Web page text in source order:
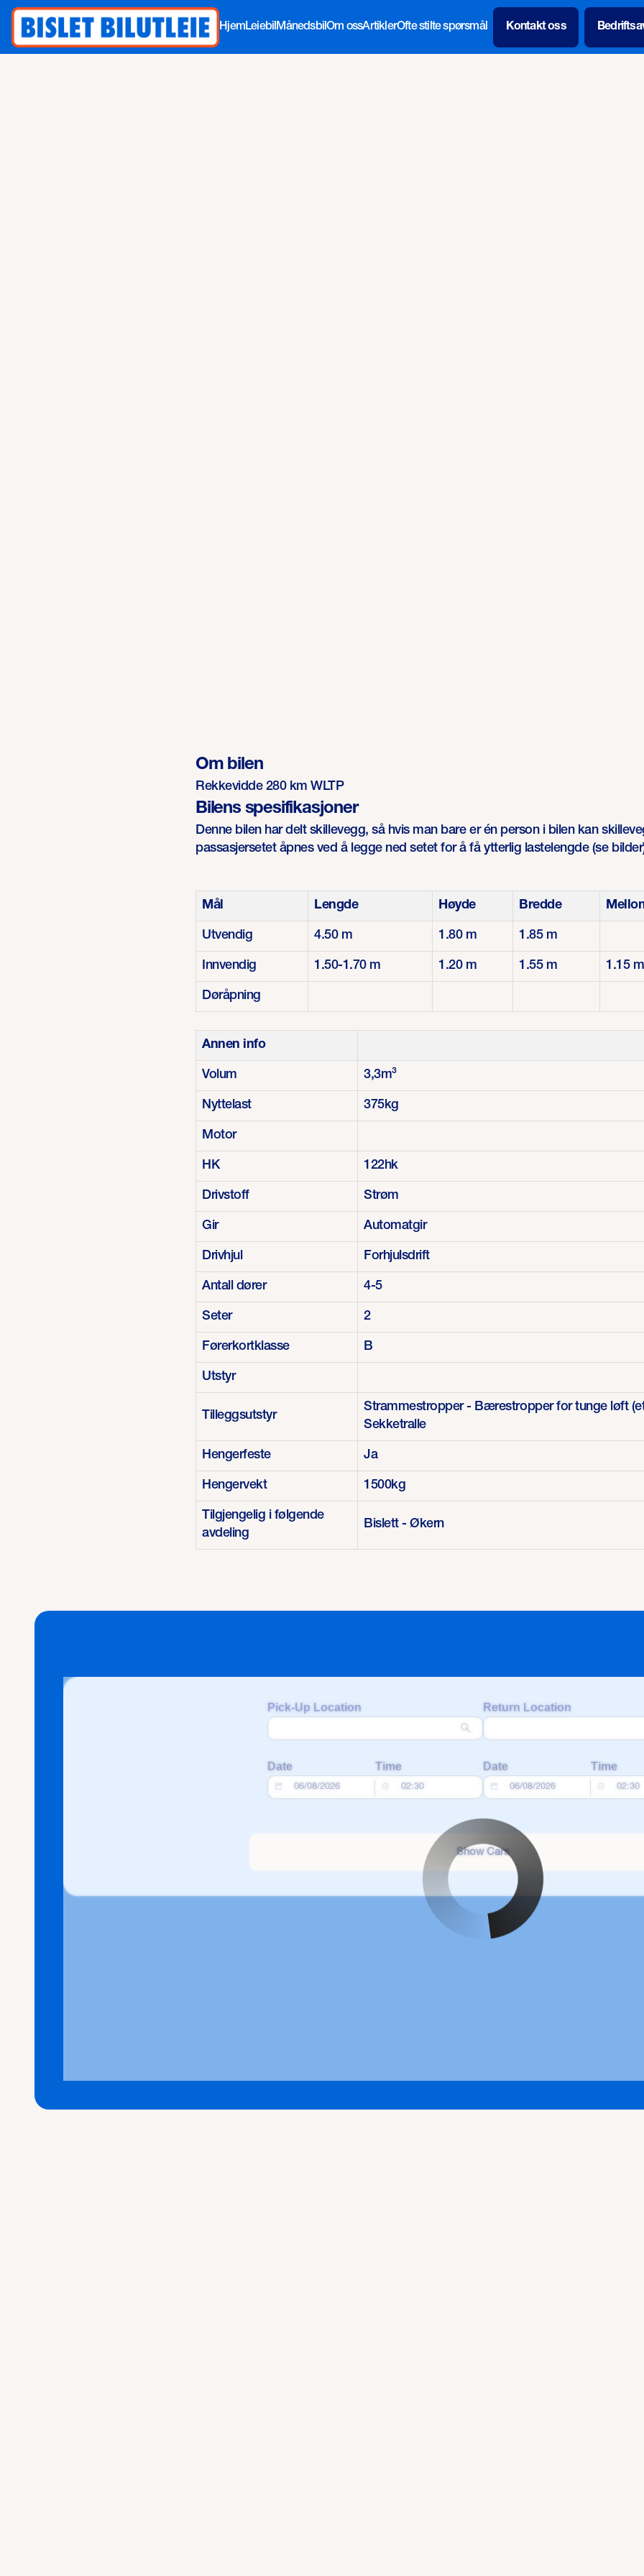
HjemLeiebilMånedsbilOm ossArtiklerOfte stilte spørsmål Kontakt oss
Om bilen
Rekkevidde 280 km WLTP
Bilens spesifikasjoner
Denne bilen har delt skillevegg, så hvis man bare er én person i bilen kan
passasjersetet åpnes ved å legge ned setet for å få ytterlig lastelengde (se
Mål Lengde Høyde Bredde
Utvendig 4.50 m 1.80 m 1.85 m
Innvendig 1.50-1.70 m 1.20 m 1.55 m 1.15 m
Døråpning
Annen info
Volum 3,3m³
Nyttelast 375kg
Motor
HK 122hk
Drivstoff Strøm
Gir Automatgir
Drivhjul Forhjulsdrift
Antall dører 4-5
Seter 2
Førerkortklasse B
Utstyr
Tilleggsutstyr
Strammestropper - Bærestropper for tunge løft
Sekketralle
Hengerfeste Ja
Hengervekt 1500kg
Tilgjengelig i følgende
avdeling
Bislett - Økern